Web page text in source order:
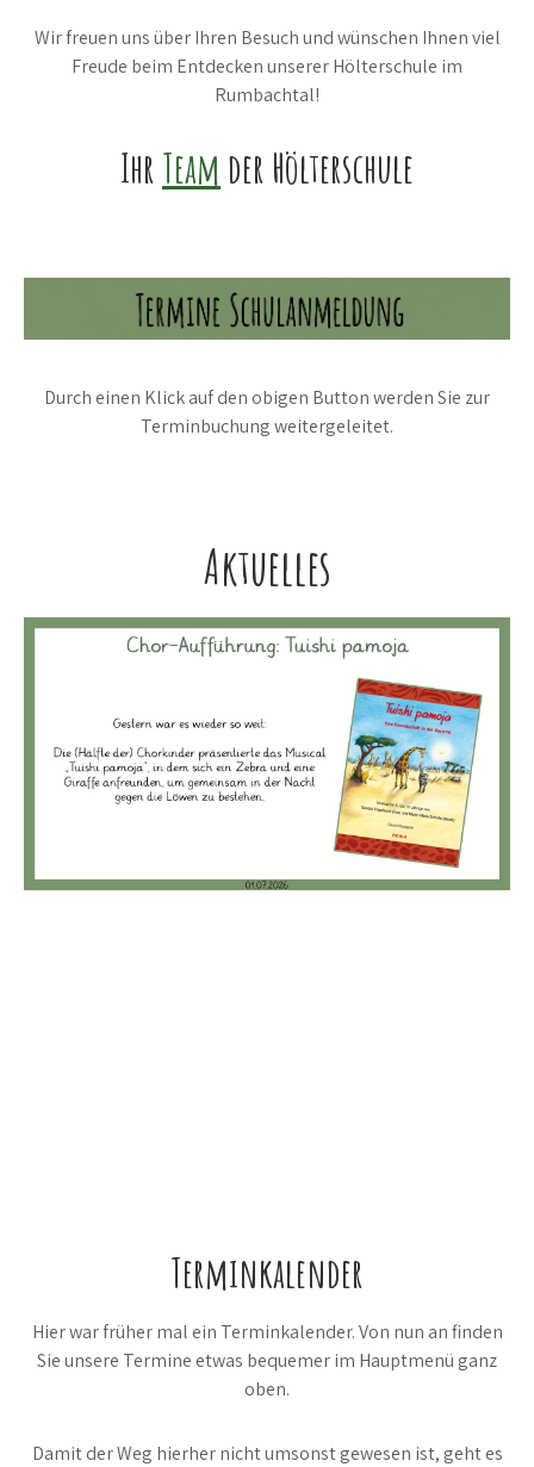
Wir freuen uns über Ihren Besuch und wünschen Ihnen viel
Freude beim Entdecken unserer Hölterschule im
Rumbachtal!
Ihr Team der Hölterschule
Durch einen Klick auf den obigen Button werden Sie zur
Terminbuchung weitergeleitet.
Aktuelles
Terminkalender
Hier war früher mal ein Terminkalender. Von nun an finden
Sie unsere Termine etwas bequemer im Hauptmenü ganz
oben.
Damit der Weg hierher nicht umsonst gewesen ist, geht es